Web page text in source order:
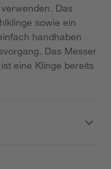
Das
sowie ein
handhaben
Das Messer
eine Klinge bereits